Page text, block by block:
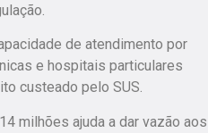
de atendimento por
e hospitais particulares
custeado pelo SUS.
milhões ajuda a dar vazão aos